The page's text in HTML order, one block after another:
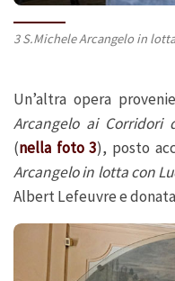
3 S.Michele Arcangelo in
Un’altra opera
Arcangelo ai Corridori
(nella foto 3), posto
Arcangelo in lotta con
Albert Lefeuvre e donata